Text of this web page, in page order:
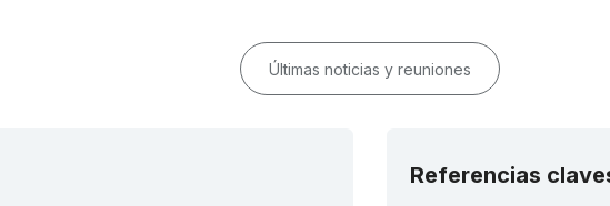
Últimas noticias y reuniones
Referencias